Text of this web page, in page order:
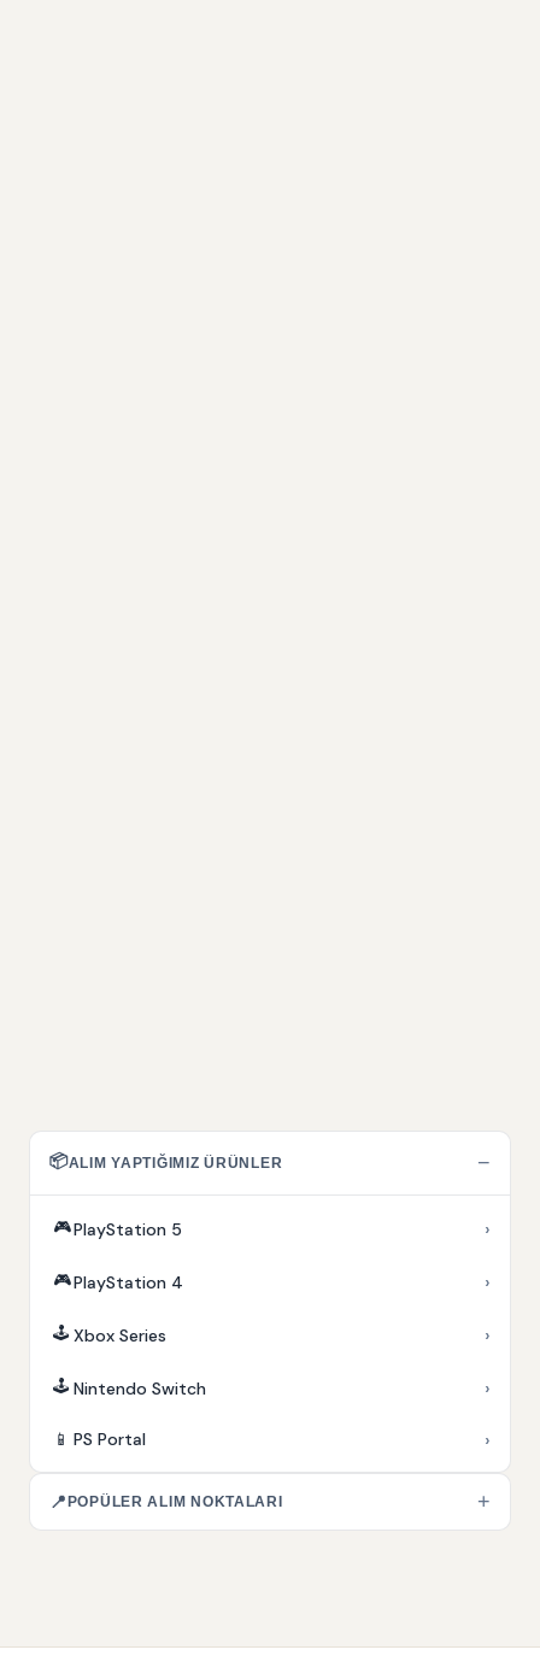
📦ALIM YAPTIĞIMIZ ÜRÜNLER −
🎮PlayStation 5 ›
🎮PlayStation 4 ›
🕹️ Xbox Series ›
🕹️ Nintendo Switch ›
📱 PS Portal ›
📍 POPÜLER ALIM NOKTALARI +